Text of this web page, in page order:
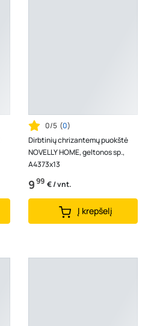
0/5 (0)
Dirbtinių chrizantemų puokštė
NOVELLY HOME, geltonos sp.,
A4373x13
999 € / vnt.
Į krepšelį